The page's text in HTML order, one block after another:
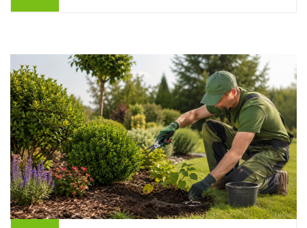
بهار و اوایل تابستان، فصل «کارهای کوچک اما اثرگذار» است؛ همان
بیشتر بخوانیم ...